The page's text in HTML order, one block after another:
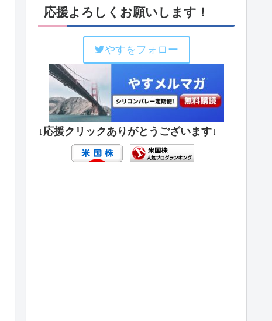
応援よろしくお願いします！
やすをフォロー
↓応援クリックありがとうございます↓